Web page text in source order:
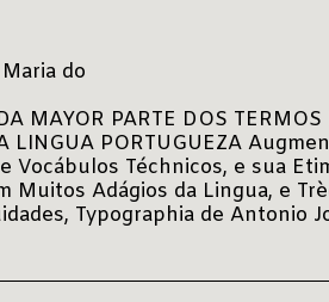
do
MAYOR PARTE DOS
LINGUA PORTUGUEZA
Vocábulos Téchnicos, e sua
Muitos Adágios da Lingua, e
Typographia de Antonio